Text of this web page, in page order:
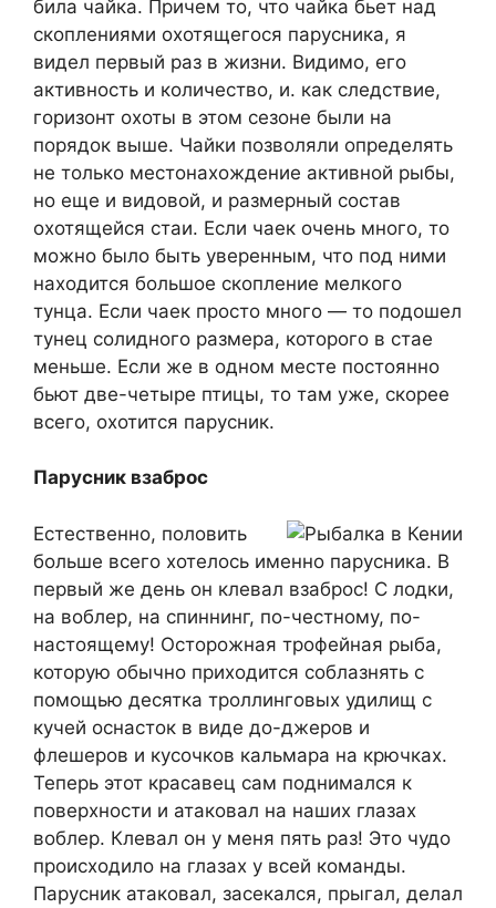
била чайка. Причем то, что чайка бьет над
скоплениями охотящегося парусника, я
видел первый раз в жизни. Видимо, его
активность и количество, и. как следствие,
горизонт охоты в этом сезоне были на
порядок выше. Чайки позволяли определять
не только местонахождение активной рыбы,
но еще и видовой, и размерный состав
охотящейся стаи. Если чаек очень много, то
можно было быть уверенным, что под ними
находится большое скопление мелкого
тунца. Если чаек просто много — то подошел
тунец солидного размера, которого в стае
меньше. Если же в одном месте постоянно
бьют две-четыре птицы, то там уже, скорее
всего, охотится парусник.
Парусник взаброс
Естественно, половить
больше всего хотелось именно парусника. В
первый же день он клевал взаброс! С лодки,
на воблер, на спиннинг, по-честному, по-
настоящему! Осторожная трофейная рыба,
которую обычно приходится соблазнять с
помощью десятка троллинговых удилищ с
кучей оснасток в виде до-джеров и
флешеров и кусочков кальмара на крючках.
Теперь этот красавец сам поднимался к
поверхности и атаковал на наших глазах
воблер. Клевал он у меня пять раз! Это чудо
происходило на глазах у всей команды.
Парусник атаковал, засекался, прыгал, делал